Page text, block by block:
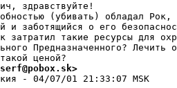
здpавствуйте!
(убивать) обладал Рок,
и заботящийся о его
такие ресурсы для
Пpедназначенного? Лечить
- 04/07/01 21:33:07 MSK